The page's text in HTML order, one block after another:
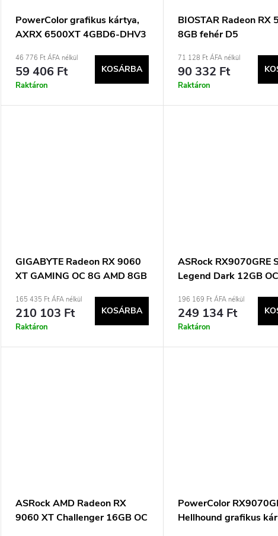
d
l
PowerColor grafikus kártya,
AXRX 6500XT 4GBD6-DHV3
46 776 Ft ÁFA nélkül
59 406 Ft
Raktáron
KOSÁRBA
BIOSTAR Radeon RX
8GB fehér D5
71 128 Ft ÁFA nélkül
90 332 Ft
Raktáron
GIGABYTE Radeon RX 9060
XT GAMING OC 8G AMD 8GB
165 435 Ft ÁFA nélkül
210 103 Ft
Raktáron
KOSÁRBA
ASRock RX9070GRE
Legend Dark 12GB OC
196 169 Ft ÁFA nélkül
249 134 Ft
Raktáron
ASRock AMD Radeon RX
9060 XT Challenger 16GB OC
PowerColor
Hellhound grafikus